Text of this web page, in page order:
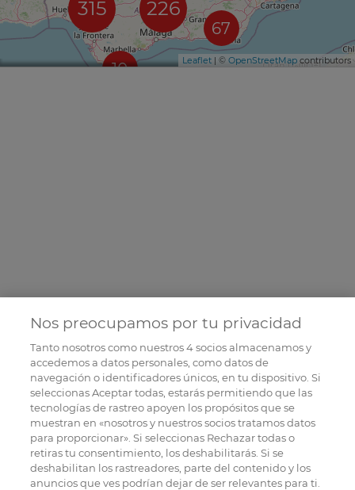
10
226
315
67
Leaflet | © OpenStreetMap contributors
Nos preocupamos por tu privacidad
Tanto nosotros como nuestros4socios almacenamos y
accedemos a datos personales, como datos de
navegación o identificadores únicos, en tu dispositivo. Si
seleccionas Aceptar todas, estarás permitiendo que las
tecnologías de rastreo apoyen los propósitos que se
muestran en «nosotros y nuestros socios tratamos datos
para proporcionar». Si seleccionas Rechazar todas o
retiras tu consentimiento, los deshabilitarás. Si se
deshabilitan los rastreadores, parte del contenido y los
anuncios que ves podrían dejar de ser relevantes para ti.